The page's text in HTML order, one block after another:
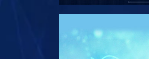
UTFORSK SERIEN